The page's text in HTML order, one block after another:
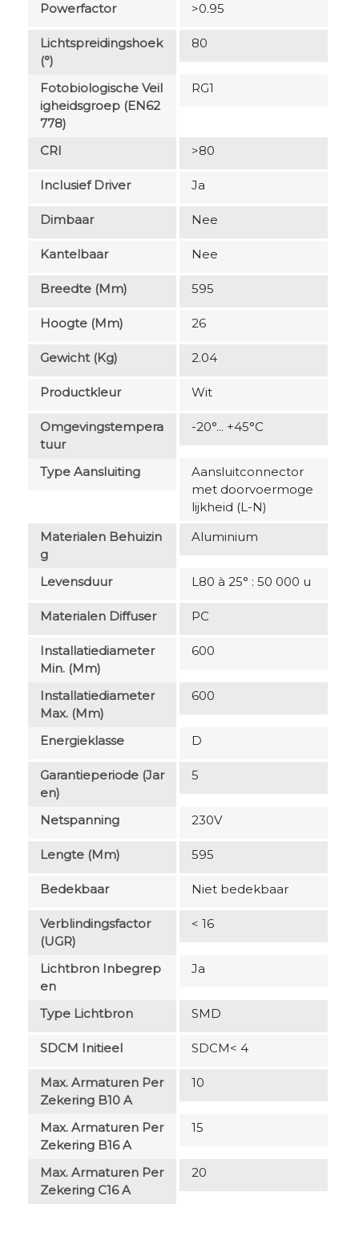
Powerfactor >0.95
Lichtspreidingshoek
(°)
80
Fotobiologische Veil
Igheidsgroep (EN62
778)
RG1
CRI >80
Inclusief Driver Ja
Dimbaar Nee
Kantelbaar Nee
Breedte (mm) 595
Hoogte (mm) 26
Gewicht (kg) 2.04
Productkleur Wit
Omgevingstempera
Tuur
-20°... +45°C
Type Aansluiting
Aansluitconnector
met doorvoermoge
lijkheid (L-N)
Materialen Behuizin
G
Aluminium
Levensduur L80 à 25° : 50 000 u
Materialen Diffuser PC
Installatiediameter
Min. (mm)
600
Installatiediameter
Max. (mm)
600
Energieklasse D
Garantieperiode (jar
En)
5
Netspanning 230V
Lengte (mm) 595
Bedekbaar Niet bedekbaar
Verblindingsfactor
(UGR)
< 16
Lichtbron Inbegrep
En
Ja
Type Lichtbron SMD
SDCM Initieel SDCM< 4
Max. Armaturen Per
Zekering B10 A
10
Max. Armaturen Per
Zekering B16 A
15
Max. Armaturen Per
Zekering C16 A
20